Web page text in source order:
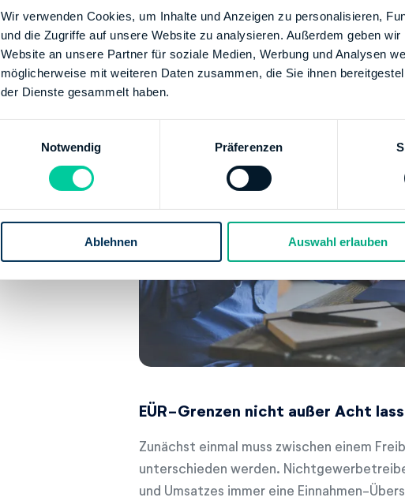
Wir verwenden Cookies, um Inhalte und Anzeigen zu personalisieren,
und die Zugriffe auf unsere Website zu analysieren. Außerdem geben
Website an unsere Partner für soziale Medien, Werbung und Analysen
möglicherweise mit weiteren Daten zusammen, die Sie ihnen
der Dienste gesammelt haben.
Notwendig Präferenzen
Ablehnen Auswahl erlauben
EÜR-Grenzen nicht außer Acht
Zunächst einmal muss zwischen einem
unterschieden werden.
und Umsatzes immer eine Einnahmen-